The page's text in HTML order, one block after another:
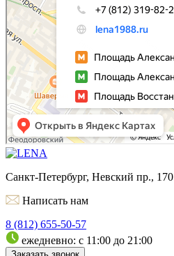
Санкт-Петербург, Невский пр., 170
Написать нам
8 (812) 655-50-57
ежедневно: с 11:00 до 21:00